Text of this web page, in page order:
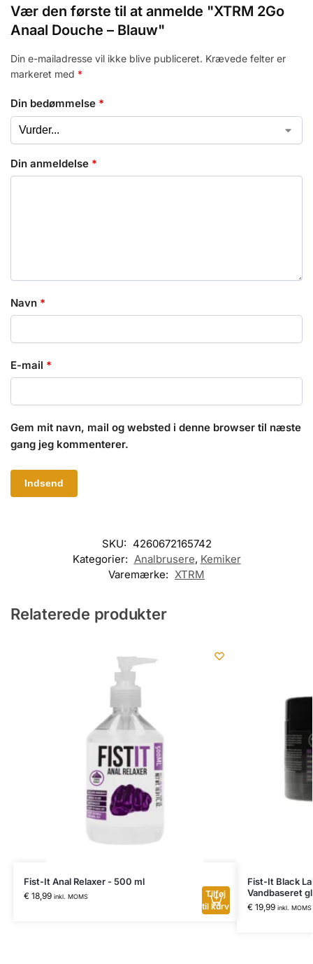
Vær den første til at anmelde "XTRM 2Go
Anaal Douche – Blauw"
Din e-mailadresse vil ikke blive publiceret. Krævede felter er
markeret med *
Din bedømmelse *
Din anmeldelse *
Navn *
E-mail *
Gem mit navn, mail og websted i denne browser til næste
gang jeg kommenterer.
SKU: 4260672165742
Kategorier: Analbrusere, Kemiker
Varemærke: XTRM
Relaterede produkter
Fist-It Anal Relaxer - 500 ml
€18,99 inkl. MOMS
Tilføj
til kurv
Fist-It Black
Vandbaseret
€19,99 inkl. MOMS